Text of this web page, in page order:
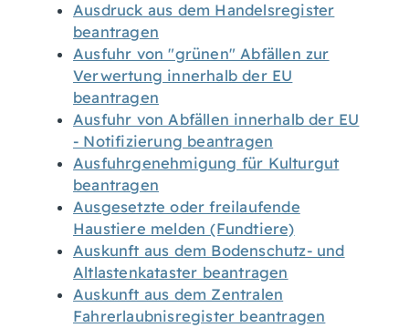
Ausdruck aus dem Handelsregister
beantragen
Ausfuhr von "grünen" Abfällen zur
Verwertung innerhalb der EU
beantragen
Ausfuhr von Abfällen innerhalb der EU
- Notifizierung beantragen
Ausfuhrgenehmigung für Kulturgut
beantragen
Ausgesetzte oder freilaufende
Haustiere melden (Fundtiere)
Auskunft aus dem Bodenschutz- und
Altlastenkataster beantragen
Auskunft aus dem Zentralen
Fahrerlaubnisregister beantragen